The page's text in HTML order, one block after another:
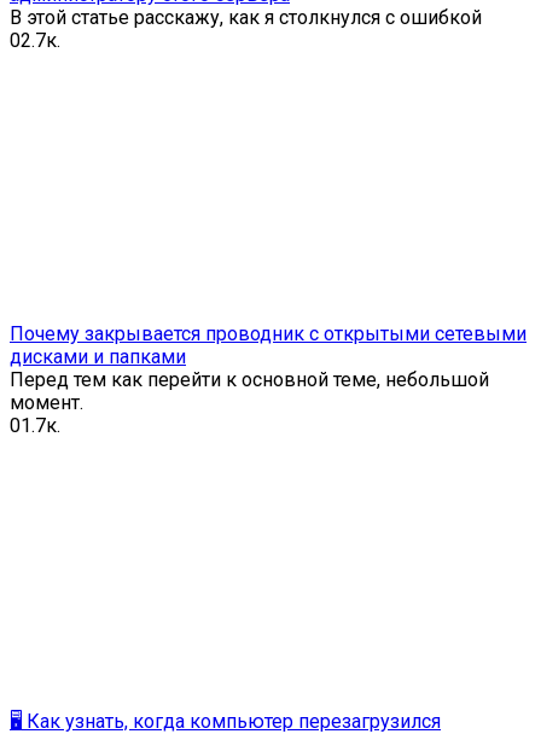
В этой статье расскажу, как я столкнулся с ошибкой
02.7к.
Почему закрывается проводник с открытыми сетевыми
дисками и папками
Перед тем как перейти к основной теме, небольшой
момент.
01.7к.
🖥️ Как узнать, когда компьютер перезагрузился